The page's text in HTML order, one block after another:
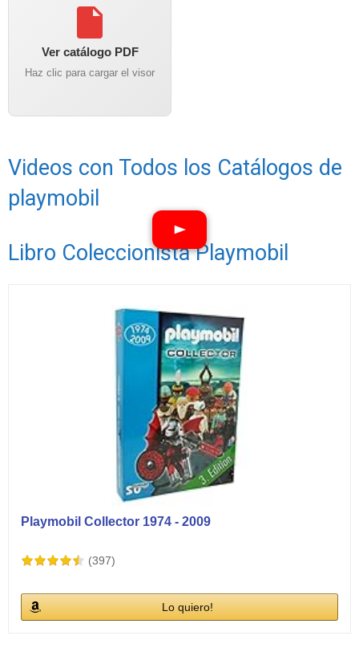
Ver catálogo PDF
Haz clic para cargar el visor
Videos con Todos los Catálogos de
playmobil
Libro Coleccionista Playmobil
Playmobil Collector 1974 - 2009
(397)
Lo quiero!